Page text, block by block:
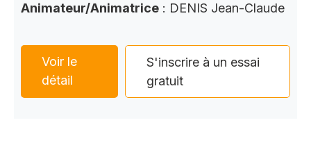
Animateur/Animatrice : DENIS Jean-Claude
Voir le
détail
S'inscrire à un essai
gratuit